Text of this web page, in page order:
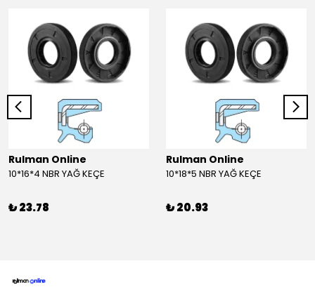
Rulman Online
10*16*4 NBR YAĞ KEÇE
₺ 23.78
Rulman Online
10*18*5 NBR YAĞ KEÇE
₺ 20.93